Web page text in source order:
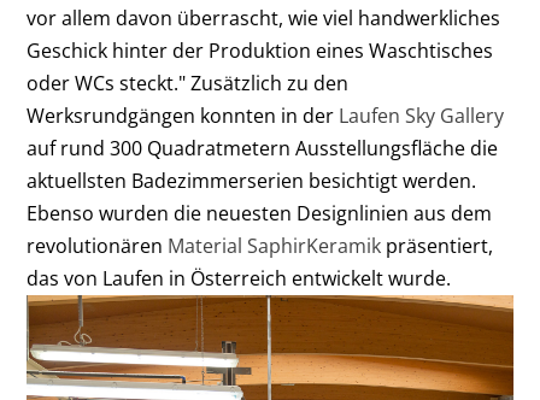
vor allem davon überrascht, wie viel handwerkliches
Geschick hinter der Produktion eines Waschtisches
oder WCs steckt." Zusätzlich zu den
Werksrundgängen konnten in der Laufen Sky Gallery
auf rund 300 Quadratmetern Ausstellungsfläche die
aktuellsten Badezimmerserien besichtigt werden.
Ebenso wurden die neuesten Designlinien aus dem
revolutionären Material SaphirKeramik präsentiert,
das von Laufen in Österreich entwickelt wurde.